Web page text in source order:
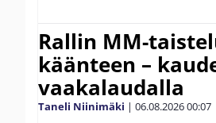
Rallin MM-
käänteen –
vaakalaudalla
Taneli Niinimäki | 06.08.202600:07